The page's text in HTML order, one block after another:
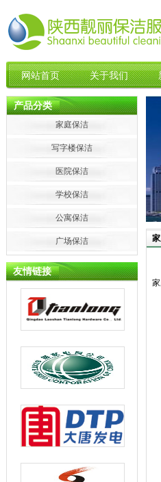
网站首页 关于我们
产品分类
家庭保洁
写字楼保洁
医院保洁
学校保洁
公寓保洁
广场保洁
友情链接